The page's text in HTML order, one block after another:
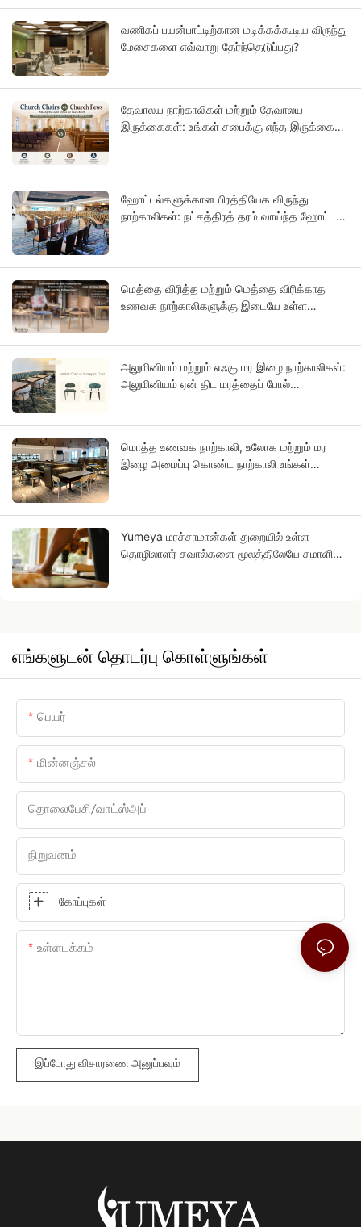
வணிகப் பயன்பாட்டிற்கான மடிக்கக்கூடிய விருந்து
மேசைகளை எவ்வாறு தேர்ந்தெடுப்பது?
தேவாலய நாற்காலிகள் மற்றும் தேவாலய
இருக்கைகள்: உங்கள் சபைக்கு எந்த இருக்கை
ஹோட்டல்களுக்கான பிரத்தியேக விருந்து
நாற்காலிகள்: நட்சத்திரத் தரம் வாய்ந்த ஹோட்டல்
மெத்தை விரித்த மற்றும் மெத்தை விரிக்காத
உணவக நாற்காலிகளுக்கு இடையே உள்ள
அலுமினியம் மற்றும் எஃகு மர இழை நாற்காலிகள்:
அலுமினியம் ஏன் திட மரத்தைப் போல்
மொத்த உணவக நாற்காலி, உலோக மற்றும் மர
இழை அமைப்பு கொண்ட நாற்காலி உங்கள்
Yumeya மரச்சாமான்கள் துறையில் உள்ள
தொழிலாளர் சவால்களை மூலத்திலேயே சமாளிக்க
எங்களுடன் தொடர்பு கொள்ளுங்கள்
பெயர்
மின்னஞ்சல்
தொலைபேசி/வாட்ஸ்அப்
நிறுவனம்
கோப்புகள்
உள்ளடக்கம்
இப்போது விசாரணை அனுப்பவும்